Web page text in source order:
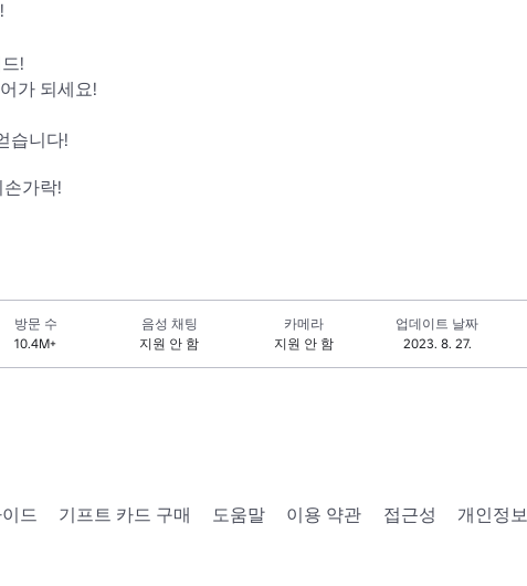
!
가 되세요!
습니다!
가락!
방문 수
10.4M+
음성 채팅
지원 안 함
카메라
지원 안 함
업데이트 날짜
2023. 8. 27.
드 기프트 카드 구매 도움말 이용 약관 접근성 개인정